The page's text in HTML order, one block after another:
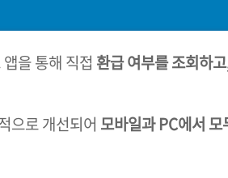
을 통해 직접 환급 여부를 조회하
으로 개선되어 모바일과 PC에서 모